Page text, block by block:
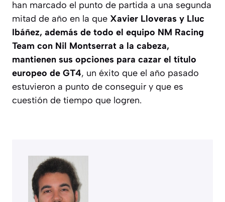
han marcado el punto de partida a una segunda
mitad de año en la que Xavier Lloveras y Lluc
Ibáñez, además de todo el equipo NM Racing
Team con Nil Montserrat a la cabeza,
mantienen sus opciones para cazar el título
europeo de GT4, un éxito que el año pasado
estuvieron a punto de conseguir y que es
cuestión de tiempo que logren.